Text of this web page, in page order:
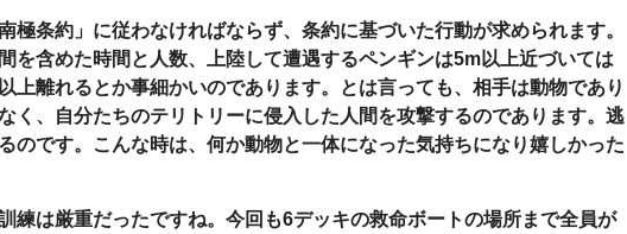
極条約」に従わなければならず、条約に基づいた行動が求められます。
を含めた時間と人数、上陸して遭遇するペンギンは5m以上近づいては
以上離れるとか事細かいのであります。とは言っても、相手は動物であり
く、自分たちのテリトリーに侵入した人間を攻撃するのであります。逃
のです。こんな時は、何か動物と一体になった気持ちになり嬉しかった
練は厳重だったですね。今回も6デッキの救命ボートの場所まで全員が